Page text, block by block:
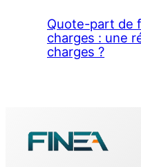
Quote-part de
charges : une
charges ?